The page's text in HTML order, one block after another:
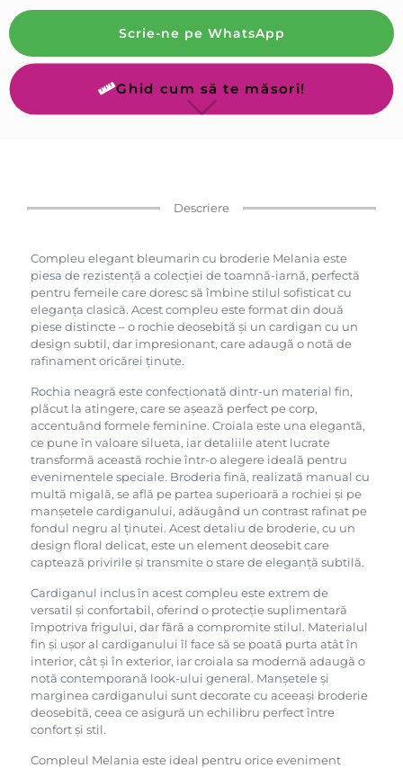
Scrie-ne pe WhatsApp
Ghid cum să te măsori!
Descriere
Compleu elegant bleumarin cu broderie Melania este
piesa de rezistență a colecției de toamnă-iarnă, perfectă
pentru femeile care doresc să îmbine stilul sofisticat cu
eleganța clasică. Acest compleu este format din două
piese distincte – o rochie deosebită și un cardigan cu un
design subtil, dar impresionant, care adaugă o notă de
rafinament oricărei ținute.
Rochia neagră este confecționată dintr-un material fin,
plăcut la atingere, care se așează perfect pe corp,
accentuând formele feminine. Croiala este una elegantă,
ce pune în valoare silueta, iar detaliile atent lucrate
transformă această rochie într-o alegere ideală pentru
evenimentele speciale. Broderia fină, realizată manual cu
multă migală, se află pe partea superioară a rochiei și pe
manșetele cardiganului, adăugând un contrast rafinat pe
fondul negru al ținutei. Acest detaliu de broderie, cu un
design floral delicat, este un element deosebit care
captează privirile și transmite o stare de eleganță subtilă.
Cardiganul inclus în acest compleu este extrem de
versatil și confortabil, oferind o protecție suplimentară
împotriva frigului, dar fără a compromite stilul. Materialul
fin și ușor al cardiganului îl face să se poată purta atât în
interior, cât și în exterior, iar croiala sa modernă adaugă o
notă contemporană look-ului general. Manșetele și
marginea cardiganului sunt decorate cu aceeași broderie
deosebită, ceea ce asigură un echilibru perfect între
confort și stil.
Compleul Melania este ideal pentru orice eveniment